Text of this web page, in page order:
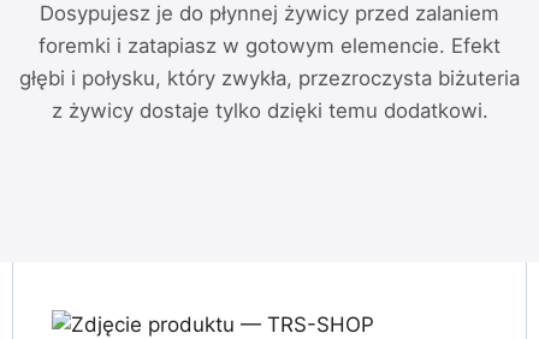
Dosypujesz je do płynnej żywicy przed zalaniem
foremki i zatapiasz w gotowym elemencie. Efekt
głębi i połysku, który zwykła, przezroczysta biżuteria
z żywicy dostaje tylko dzięki temu dodatkowi.